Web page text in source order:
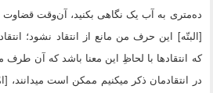
ده‌مترى به آب یک نگاهى بکنید، آن‌وقت قضاوت
[البتّه‌] این حرف من مانع از انتقاد نشود؛
که انتقادها با لحاظِ این معنا باشد که آن
در انتقادمان ذکر میکنیم ممکن است میدانند،